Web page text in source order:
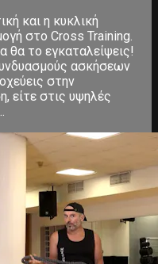
και η κυκλική
στο Cross Training.
θα το εγκαταλείψεις!
ασκήσεων
στην
είτε στις υψηλές